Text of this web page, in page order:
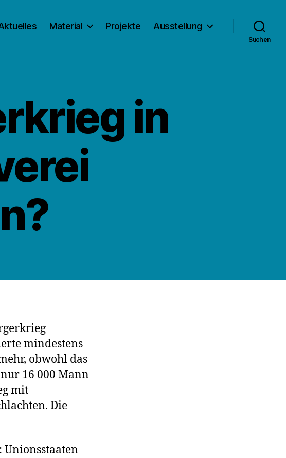
Material Projekte Ausstellung
Suchen
in
mindestens
obwohl das
16 000 Mann
mit
Die
Unionsstaaten